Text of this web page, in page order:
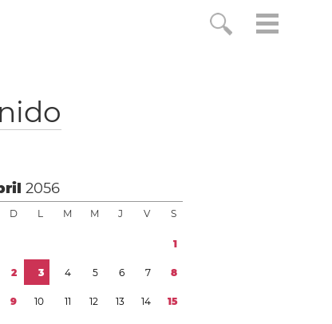
2056
D L M M J V S
1
2 3 4 5 6 7 8
9 10 11 12 13 14 15